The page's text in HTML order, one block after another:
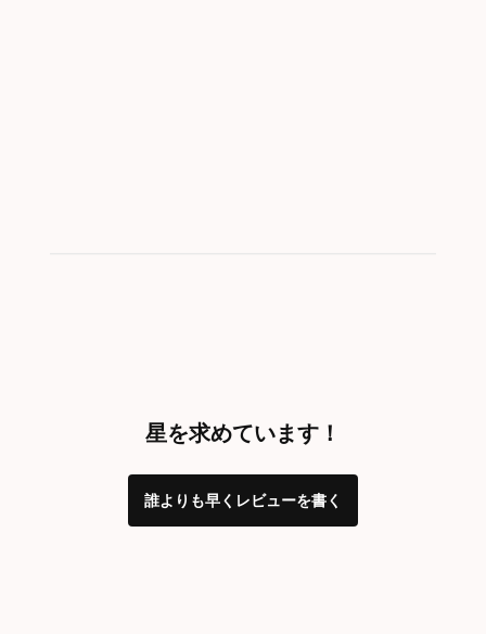
星を求めています！
誰よりも早くレビューを書く